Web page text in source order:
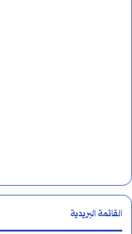
القائمة البريدية